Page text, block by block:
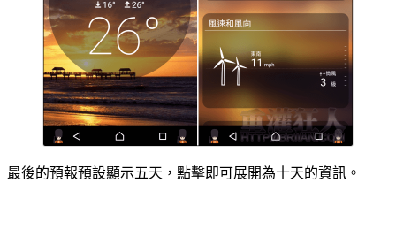
最後的預報預設顯示五天，點擊即可展開為十天的資訊。